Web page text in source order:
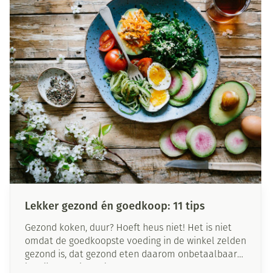
meer over de vochtbehoefte van je lichaam. Zo
kan je beter voor jezelf inschatten hoeveel water
je elke dag moet drinken.
Lekker gezond én goedkoop: 11 tips
Gezond koken, duur? Hoeft heus niet! Het is niet
omdat de goedkoopste voeding in de winkel zelden
gezond is, dat gezond eten daarom onbetaalbaar